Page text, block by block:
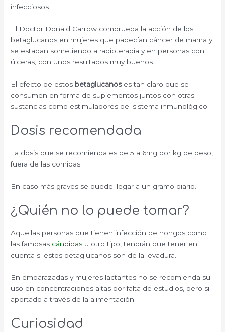
infecciosos.
El Doctor Donald Carrow comprueba la acción de los
betaglucanos en mujeres que padecían cáncer de mama y
se estaban sometiendo a radioterapia y en personas con
úlceras, con unos resultados muy buenos.
El efecto de estos betaglucanoses tan claro que se
consumen en forma de suplementos juntos con otras
sustancias como estimuladores del sistema inmunológico.
Dosis recomendada
La dosis que se recomienda es de 5 a 6mg por kg de peso,
fuera de las comidas.
En caso más graves se puede llegar a un gramo diario.
¿Quién no lo puede tomar?
Aquellas personas que tienen infección de hongos como
las famosas cándidas u otro tipo, tendrán que tener en
cuenta si estos betaglucanos son de la levadura.
En embarazadas y mujeres lactantes no se recomienda su
uso en concentraciones altas por falta de estudios, pero si
aportado a través de la alimentación.
Curiosidad